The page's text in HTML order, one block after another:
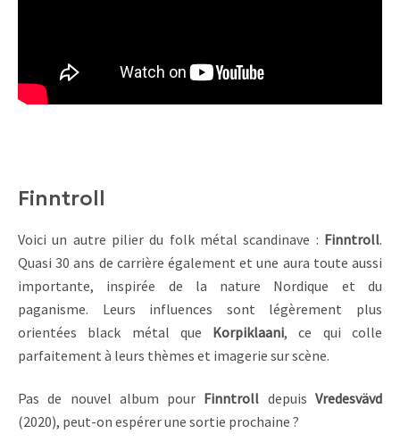
Finntroll
Voici un autre pilier du folk métal scandinave : Finntroll.
Quasi 30 ans de carrière également et une aura toute aussi
importante, inspirée de la nature Nordique et du
paganisme. Leurs influences sont légèrement plus
orientées black métal que Korpiklaani, ce qui colle
parfaitement à leurs thèmes et imagerie sur scène.
Pas de nouvel album pour Finntroll depuisVredesvävd
(2020), peut-on espérer une sortie prochaine ?